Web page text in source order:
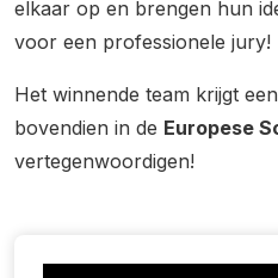
elkaar op en brengen hun
voor een professionele jury!
Het winnende team krijgt
bovendien in de Europese
vertegenwoordigen!